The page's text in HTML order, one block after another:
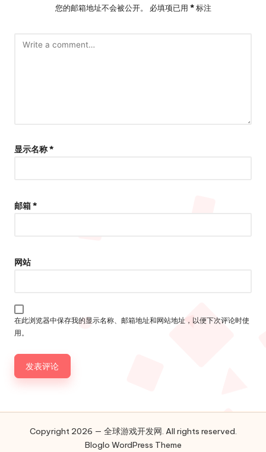
您的邮箱地址不会被公开。 必填项已用 *标注
显示名称*
邮箱*
网站
在此浏览器中保存我的显示名称、邮箱地址和网站地址，以便下次评论时使
用。
Copyright 2026 — 全球游戏开发网. All rights reserved.
Bloglo WordPress Theme